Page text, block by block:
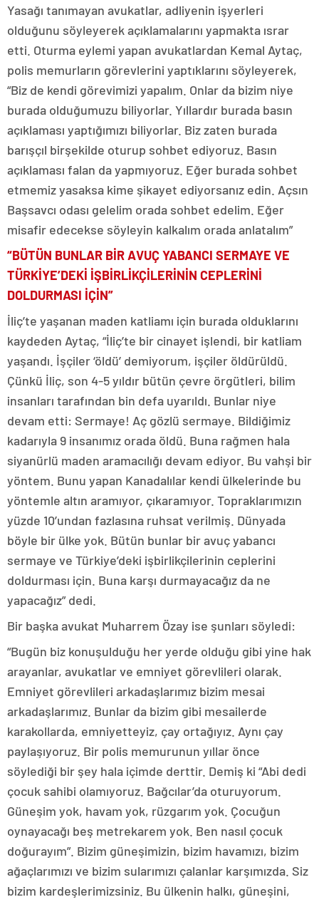
Yasağı tanımayan avukatlar, adliyenin işyerleri
olduğunu söyleyerek açıklamalarını yapmakta ısrar
etti. Oturma eylemi yapan avukatlardan Kemal Aytaç,
polis memurların görevlerini yaptıklarını söyleyerek,
“Biz de kendi görevimizi yapalım. Onlar da bizim niye
burada olduğumuzu biliyorlar. Yıllardır burada basın
açıklaması yaptığımızı biliyorlar. Biz zaten burada
barışçıl birşekilde oturup sohbet ediyoruz. Basın
açıklaması falan da yapmıyoruz. Eğer burada sohbet
etmemiz yasaksa kime şikayet ediyorsanız edin. Açsın
Başsavcı odası gelelim orada sohbet edelim. Eğer
misafir edecekse söyleyin kalkalım orada anlatalım”
“BÜTÜN BUNLAR BİR AVUÇ YABANCI SERMAYE VE
TÜRKİYE’DEKİ İŞBİRLİKÇİLERİNİN CEPLERİNİ
DOLDURMASI İÇİN”
İliç’te yaşanan maden katliamı için burada olduklarını
kaydeden Aytaç, “İliç’te bir cinayet işlendi, bir katliam
yaşandı. İşçiler ‘öldü’ demiyorum, işçiler öldürüldü.
Çünkü İliç, son 4-5 yıldır bütün çevre örgütleri, bilim
insanları tarafından bin defa uyarıldı. Bunlar niye
devam etti: Sermaye! Aç gözlü sermaye. Bildiğimiz
kadarıyla 9 insanımız orada öldü. Buna rağmen hala
siyanürlü maden aramacılığı devam ediyor. Bu vahşi bir
yöntem. Bunu yapan Kanadalılar kendi ülkelerinde bu
yöntemle altın aramıyor, çıkaramıyor. Topraklarımızın
yüzde 10’undan fazlasına ruhsat verilmiş. Dünyada
böyle bir ülke yok. Bütün bunlar bir avuç yabancı
sermaye ve Türkiye’deki işbirlikçilerinin ceplerini
doldurması için. Buna karşı durmayacağız da ne
yapacağız” dedi.
Bir başka avukat Muharrem Özay ise şunları söyledi:
“Bugün biz konuşulduğu her yerde olduğu gibi yine hak
arayanlar, avukatlar ve emniyet görevlileri olarak.
Emniyet görevlileri arkadaşlarımız bizim mesai
arkadaşlarımız. Bunlar da bizim gibi mesailerde
karakollarda, emniyetteyiz, çay ortağıyız. Aynı çay
paylaşıyoruz. Bir polis memurunun yıllar önce
söylediği bir şey hala içimde derttir. Demiş ki “Abi dedi
çocuk sahibi olamıyoruz. Bağcılar’da oturuyorum.
Güneşim yok, havam yok, rüzgarım yok. Çocuğun
oynayacağı beş metrekarem yok. Ben nasıl çocuk
doğurayım”. Bizim güneşimizin, bizim havamızı, bizim
ağaçlarımızı ve bizim sularımızı çalanlar karşımızda. Siz
bizim kardeşlerimizsiniz. Bu ülkenin halkı, güneşini,